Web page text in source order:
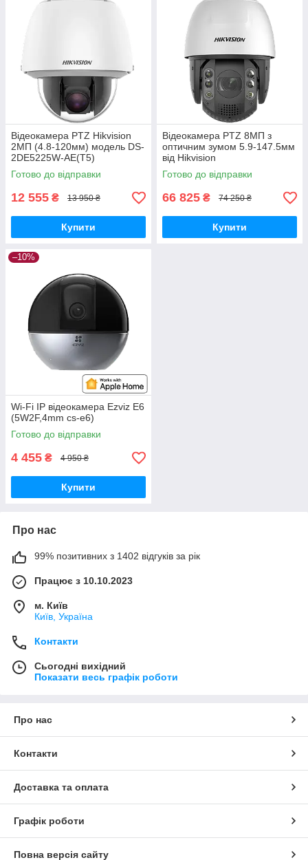
Відеокамера PTZ Hikvision
2МП (4.8-120мм) модель DS-
2DE5225W-AE(T5)
Готово до відправки
12 555 ₴ 13 950 ₴
Купити
Відеокамера PTZ 8МП з
оптичним зумом 5.9-147.5мм
від Hikvision
Готово до відправки
66 825 ₴ 74 250 ₴
Купити
–10%
Wi-Fi IP відеокамера Ezviz E6
(5W2F,4mm cs-e6)
Готово до відправки
4 455 ₴ 4 950 ₴
Купити
Про нас
99% позитивних з 1402 відгуків за рік
Працює з 10.10.2023
м. Київ
Київ, Україна
Контакти
Сьогодні вихідний
Показати весь графік роботи
Про нас
Контакти
Доставка та оплата
Графік роботи
Повна версія сайту